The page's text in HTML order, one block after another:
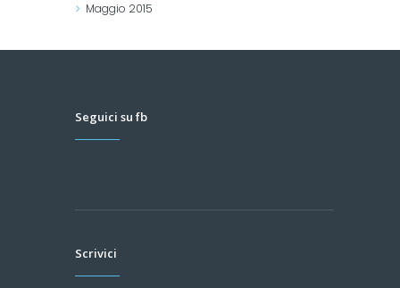
Maggio 2015
Seguici su fb
Scrivici